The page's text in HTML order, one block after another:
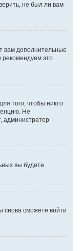
не был ли вам
вам дополнительные
рекомендуем это
того, чтобы никто
Не
администратор
вы будете
снова сможете войти